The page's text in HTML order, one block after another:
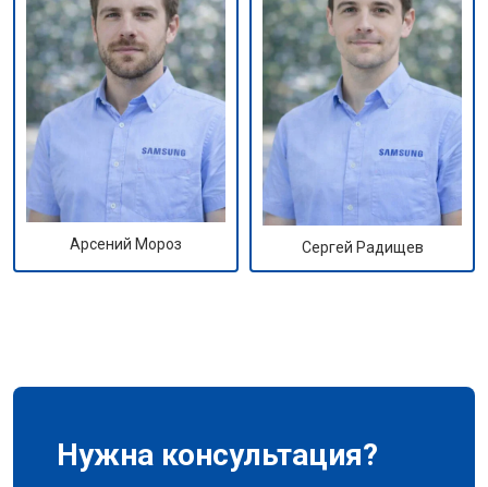
Арсений Мороз Сергей Радищев
Нужна консультация?